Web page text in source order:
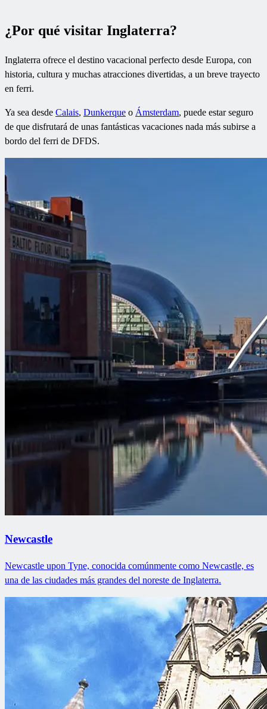
¿Por qué visitar Inglaterra?
Inglaterra ofrece el destino vacacional perfecto desde Europa, con
historia, cultura y muchas atracciones divertidas, a un breve trayecto
en ferri.
Ya sea desde Calais, Dunkerque o Ámsterdam, puede estar seguro
de que disfrutará de unas fantásticas vacaciones nada más subirse a
bordo del ferri de DFDS.
Newcastle
Newcastle upon Tyne, conocida comúnmente como Newcastle, es
una de las ciudades más grandes del noreste de Inglaterra.